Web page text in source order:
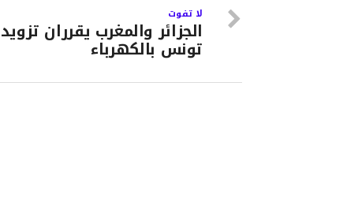
لا تفوت
الجزائر والمغرب يقرران تزويد
تونس بالكهرباء